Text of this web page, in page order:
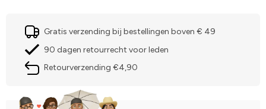
Gratis verzending bij bestellingen boven € 49
90 dagen retourrecht voor leden
Retourverzending €4,90